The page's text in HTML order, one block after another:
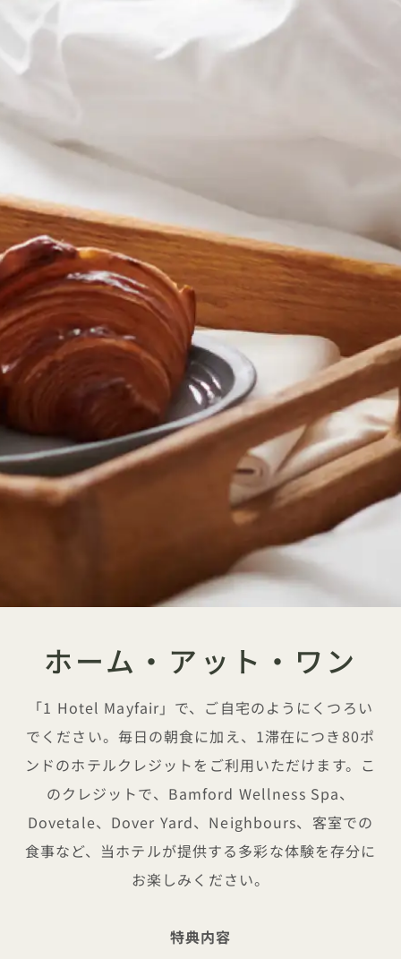
ホーム・アット・ワン
「1 Hotel Mayfair」で、ご自宅のようにくつろい
でください。毎日の朝食に加え、1滞在につき80ポ
ンドのホテルクレジットをご利用いただけます。こ
のクレジットで、Bamford Wellness Spa、
Dovetale、Dover Yard、Neighbours、客室での
食事など、当ホテルが提供する多彩な体験を存分に
お楽しみください。
特典内容